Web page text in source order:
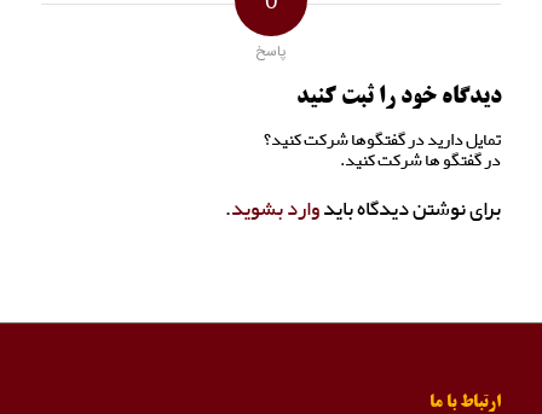
پاسخ
دیدگاه خود را ثبت کنید
تمایل دارید در گفتگوها شرکت کنید؟
در گفتگو ها شرکت کنید.
برای نوشتن دیدگاه بایدوارد بشوید.
ارتباط با ما